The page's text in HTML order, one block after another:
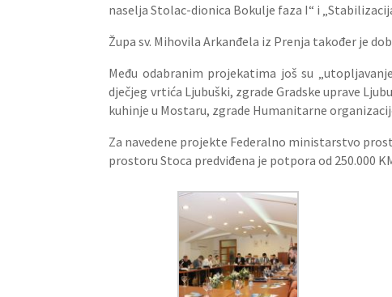
naselja Stolac-dionica Bokulje faza I“ i
Župa sv. Mihovila Arkanđela iz Prenja također je
Među odabranim projekatima još su
dječjeg vrtića Ljubuški, zgrade Gradske uprave
kuhinje u Mostaru, zgrade Humanitarne
Za navedene projekte Federalno ministarstvo
prostoru Stoca predviđena je potpora od 250.000